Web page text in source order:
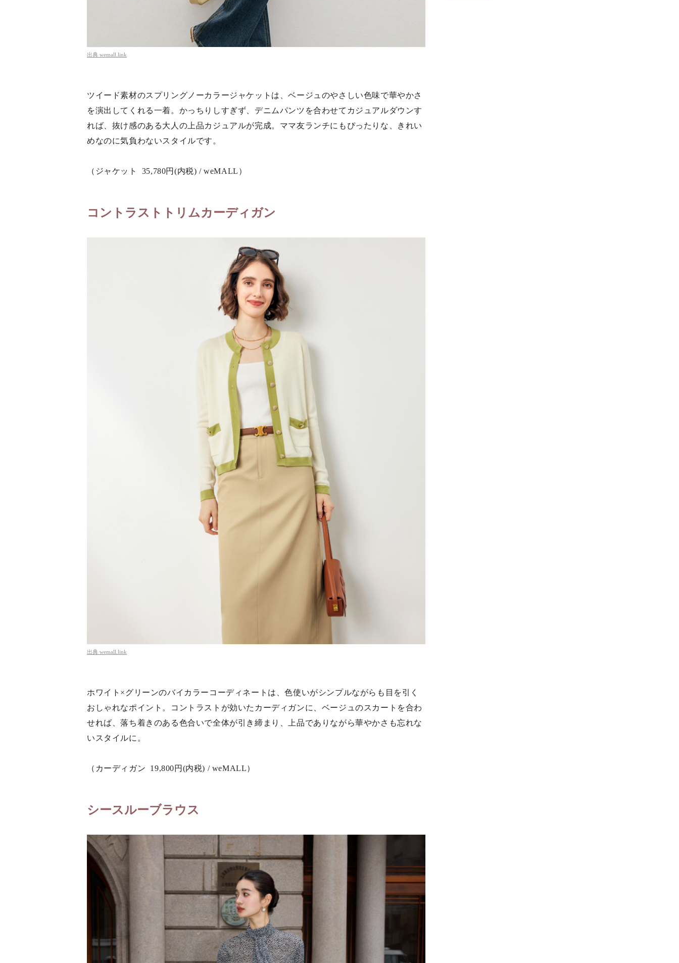
出典 wemall.link
ツイード素材のスプリングノーカラージャケットは、ベージュのやさしい色味で華やかさ
を演出してくれる一着。かっちりしすぎず、デニムパンツを合わせてカジュアルダウンす
れば、抜け感のある大人の上品カジュアルが完成。ママ友ランチにもぴったりな、きれい
めなのに気負わないスタイルです。
（ジャケット 35,780円(内税) / weMALL）
コントラストトリムカーディガン
出典 wemall.link
ホワイト×グリーンのバイカラーコーディネートは、色使いがシンプルながらも目を引く
おしゃれなポイント。コントラストが効いたカーディガンに、ベージュのスカートを合わ
せれば、落ち着きのある色合いで全体が引き締まり、上品でありながら華やかさも忘れな
いスタイルに。
（カーディガン 19,800円(内税) / weMALL）
シースルーブラウス